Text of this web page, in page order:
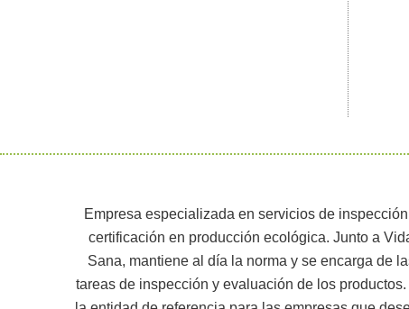
Empresa especializada en servicios de
certificación en producción ecológica. Junto a
Sana, mantiene al día la norma y se encarga de
tareas de inspección y evaluación de los productos.